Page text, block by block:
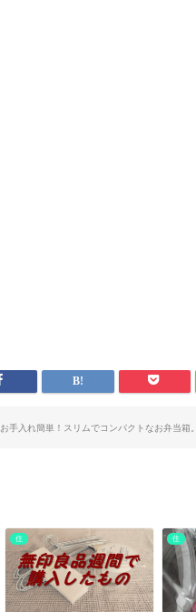
お手入れ簡単！スリムでコンパクトなお弁当箱。
住 住